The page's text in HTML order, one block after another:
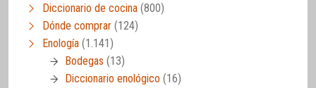
Diccionario de cocina (800)
Dónde comprar (124)
Enología (1.141)
Bodegas (13)
Diccionario enológico (16)